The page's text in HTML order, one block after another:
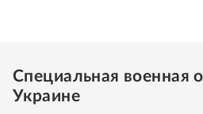
Специальная военная
Украине